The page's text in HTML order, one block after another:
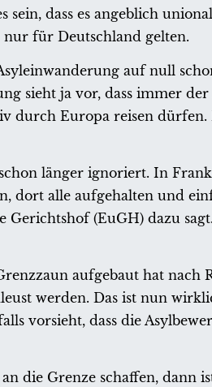
sein, dass es angeblich
für Deutschland gelten.
auf null
sieht ja vor, dass immer der
durch Europa reisen
länger ignoriert. In
dort alle aufgehalten und
Gerichtshof (EuGH) dazu
aufgebaut hat nach
werden. Das ist nun
vorsieht, dass die
die Grenze schaffen, dann